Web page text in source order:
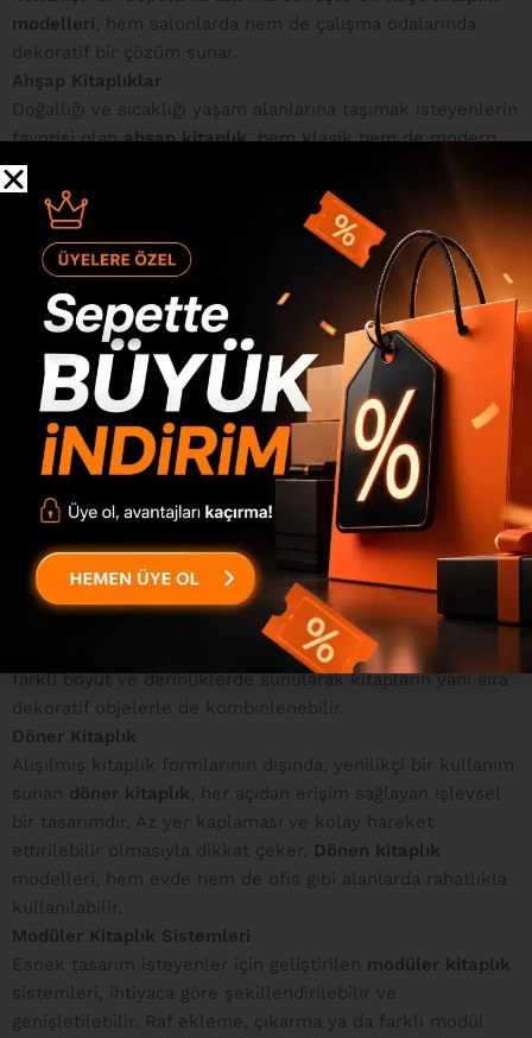
modelleri, hem salonlarda hem de çalışma odalarında
dekoratif bir çözüm sunar.
Ahşap Kitaplıklar
Doğallığı ve sıcaklığı yaşam alanlarına taşımak isteyenlerin
favorisi olanahşap kitaplık, hem klasik hem de modern
dekorasyonlara uyum sağlar. Dayanıklı yapısı ile uzun yıllar
kullanım imkânı sunan bu modeller, farklı ağaç türleri ve
tonlarında üretilebilir.
Ahşap kitaplık modelleri
, özellikle
vintage ya da rustik tarz evlerde estetik bir denge
oluşturur.
Metal Kitaplık
Endüstriyel stilin yükselen yıldızı olanmetal kitaplık, sade
çizgileri ve sağlam yapısıyla modern dekorasyonlarda
sıkça tercih edilmektedir. Genellikle siyah, beyaz veya gri
tonlarda üretilensiyah kitaplıkvemetal detaylı kitaplık
modelleri, güçlü bir karakter yaratır. Metal kitaplıklar,
genellikle açık raflı yapısıyla hem kitap hem aksesuar
sergilemek için uygundur.
Duvar rafı kitaplık
, duvara monte edilen ve raf sistemiyle
kitaplarınızı düzenli bir şekilde sergileyen modellerden
biridir. Özellikle minimalist yaşam tarzını benimseyenler
için sade ve işlevsel bir seçenektir.Kitaplık raf modelleri
farklı boyut ve derinliklerde sunularak kitapların yanı sıra
dekoratif objelerle de kombinlenebilir.
Döner Kitaplık
Alışılmış kitaplık formlarının dışında, yenilikçi bir kullanım
sunan döner kitaplık, her açıdan erişim sağlayan işlevsel
bir tasarımdır. Az yer kaplaması ve kolay hareket
ettirilebilir olmasıyla dikkat çeker. Dönen kitaplık
modelleri, hem evde hem de ofis gibi alanlarda rahatlıkla
kullanılabilir.
Modüler Kitaplık Sistemleri
Esnek tasarım isteyenler için geliştirilen modüler kitaplık
sistemleri, ihtiyaca göre şekillendirilebilir ve
genişletilebilir. Raf ekleme, çıkarma ya da farklı modül